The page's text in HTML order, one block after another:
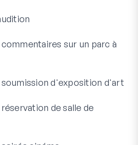
sur un parc à
soumission d'exposition d'art
de salle de